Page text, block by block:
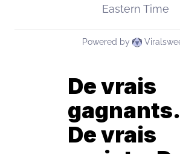
De vrais
gagnants.
De vrais